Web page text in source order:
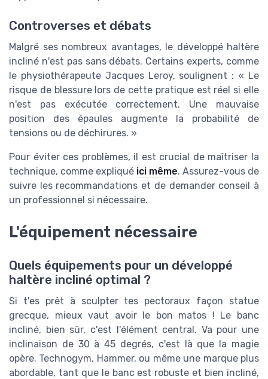
Controverses et débats
Malgré ses nombreux avantages, le développé haltère
incliné n'est pas sans débats. Certains experts, comme
le physiothérapeute Jacques Leroy, soulignent : « Le
risque de blessure lors de cette pratique est réel si elle
n'est pas exécutée correctement. Une mauvaise
position des épaules augmente la probabilité de
tensions ou de déchirures. »
Pour éviter ces problèmes, il est crucial de maîtriser la
technique, comme expliqué ici même. Assurez-vous de
suivre les recommandations et de demander conseil à
un professionnel si nécessaire.
L'équipement nécessaire
Quels équipements pour un développé
haltère incliné optimal ?
Si t'es prêt à sculpter tes pectoraux façon statue
grecque, mieux vaut avoir le bon matos ! Le banc
incliné, bien sûr, c'est l'élément central. Va pour une
inclinaison de 30 à 45 degrés, c'est là que la magie
opère. Technogym, Hammer, ou même une marque plus
abordable, tant que le banc est robuste et bien incliné,